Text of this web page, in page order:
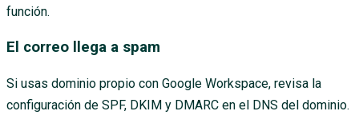
función.
El correo llega a spam
Si usas dominio propio con Google Workspace, revisa la
configuración de SPF, DKIM y DMARC en el DNS del dominio.